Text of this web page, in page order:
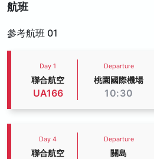
航班
參考航班 01
Day 1
聯合航空
UA166
Departure
桃園國際機場
10:30
Day 4
聯合航空
Departure
關島